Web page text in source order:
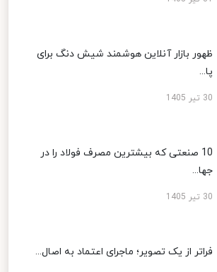
ظهور بازار آنلاین هوشمند شیش دنگ برای
پا...
30 تیر 1405
10 صنعتی که بیشترین مصرف فولاد را در
جها...
30 تیر 1405
فراتر از یک تصویر؛ ماجرای اعتماد به اصال...